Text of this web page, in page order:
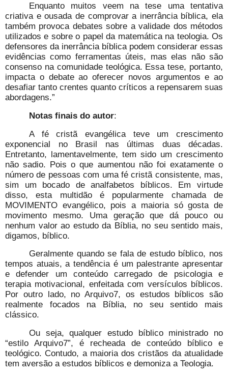
Enquanto muitos veem na tese uma tentativa
criativa e ousada de comprovar a inerrância bíblica, ela
também provoca debates sobre a validade dos métodos
utilizados e sobre o papel da matemática na teologia. Os
defensores da inerrância bíblica podem considerar essas
evidências como ferramentas úteis, mas elas não são
consenso na comunidade teológica. Essa tese, portanto,
impacta o debate ao oferecer novos argumentos e ao
desafiar tanto crentes quanto críticos a repensarem suas
abordagens.”
Notas finais do autor:
A fé cristã evangélica teve um crescimento
exponencial no Brasil nas últimas duas décadas.
Entretanto, lamentavelmente, tem sido um crescimento
não sadio. Pois o que aumentou não foi exatamente o
número de pessoas com uma fé cristã consistente, mas,
sim um bocado de analfabetos bíblicos. Em virtude
disso, esta multidão é popularmente chamada de
MOVIMENTO evangélico, pois a maioria só gosta de
movimento mesmo. Uma geração que dá pouco ou
nenhum valor ao estudo da Bíblia, no seu sentido mais,
digamos, bíblico.
Geralmente quando se fala de estudo bíblico, nos
tempos atuais, a tendência é um palestrante apresentar
e defender um conteúdo carregado de psicologia e
terapia motivacional, enfeitada com versículos bíblicos.
Por outro lado, no Arquivo7, os estudos bíblicos são
realmente focados na Bíblia, no seu sentido mais
clássico.
Ou seja, qualquer estudo bíblico ministrado no
“estilo Arquivo7”, é recheada de conteúdo bíblico e
teológico. Contudo, a maioria dos cristãos da atualidade
tem aversão a estudos bíblicos e demoniza a Teologia.